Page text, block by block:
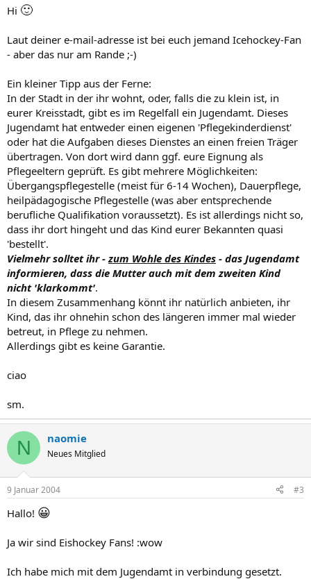
Hi 🙂
Laut deiner e-mail-adresse ist bei euch jemand Icehockey-Fan
- aber das nur am Rande ;-)
Ein kleiner Tipp aus der Ferne:
In der Stadt in der ihr wohnt, oder, falls die zu klein ist, in
eurer Kreisstadt, gibt es im Regelfall ein Jugendamt. Dieses
Jugendamt hat entweder einen eigenen 'Pflegekinderdienst'
oder hat die Aufgaben dieses Dienstes an einen freien Träger
übertragen. Von dort wird dann ggf. eure Eignung als
Pflegeeltern geprüft. Es gibt mehrere Möglichkeiten:
Übergangspflegestelle (meist für 6-14 Wochen), Dauerpflege,
heilpädagogische Pflegestelle (was aber entsprechende
berufliche Qualifikation voraussetzt). Es ist allerdings nicht so,
dass ihr dort hingeht und das Kind eurer Bekannten quasi
'bestellt'.
Vielmehr solltet ihr -zum Wohle des Kindes - das Jugendamt
informieren, dass die Mutter auch mit dem zweiten Kind
nicht 'klarkommt'.
In diesem Zusammenhang könnt ihr natürlich anbieten, ihr
Kind, das ihr ohnehin schon des längeren immer mal wieder
betreut, in Pflege zu nehmen.
Allerdings gibt es keine Garantie.
ciao
sm.
N naomie
Neues Mitglied
9 Januar 2004 #3
Hallo! 😀
Ja wir sind Eishockey Fans! :wow
Ich habe mich mit dem Jugendamt in verbindung gesetzt.